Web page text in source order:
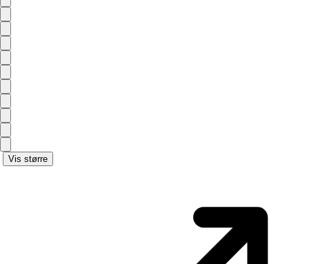
Vis større